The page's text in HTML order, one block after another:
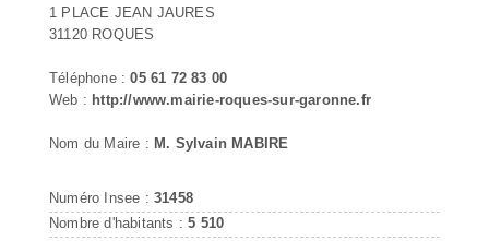
1 PLACE JEAN JAURES
31120 ROQUES
Téléphone :05 61 72 83 00
Web : http://www.mairie-roques-sur-garonne.fr
Nom du Maire : M. Sylvain MABIRE
Numéro Insee : 31458
Nombre d'habitants :5 510